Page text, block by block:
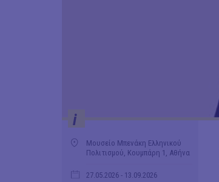
i
Μουσείο Μπενάκη Ελληνικού
Πολιτισμού, Κουμπάρη 1, Αθήνα
27.05.2026 - 13.09.2026